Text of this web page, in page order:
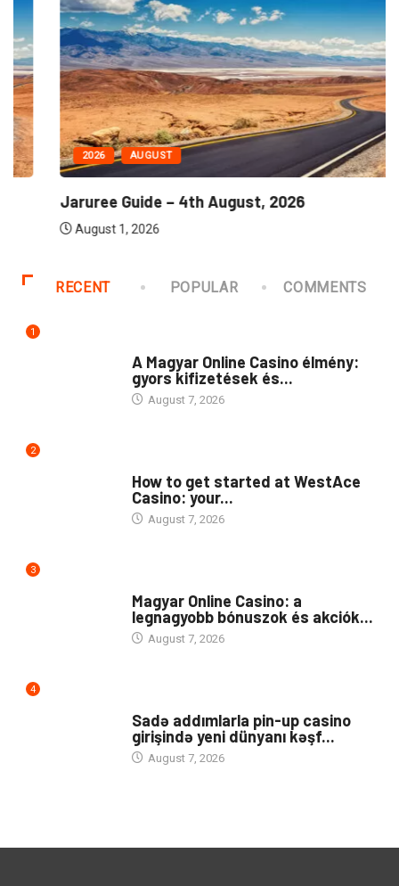
2026 AUGUST
Jaruree Guide – 4th August, 2026
August 1, 2026
RECENT POPULAR COMMENTS
1
A Magyar Online Casino élmény:
gyors kifizetések és...
August 7, 2026
2
How to get started at WestAce
Casino: your...
August 7, 2026
3
Magyar Online Casino: a
legnagyobb bónuszok és akciók...
August 7, 2026
4
Sadə addımlarla pin-up casino
girişində yeni dünyanı kəşf...
August 7, 2026